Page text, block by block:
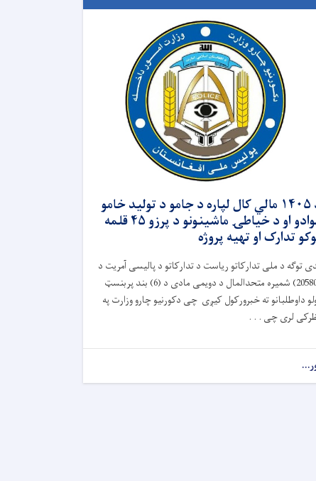
د ۱۴۰۵ مالي کال لپاره د جامو د تولید خامو
موادو او د خیاطۍ ماشینونو د پرزو ۴۵ قلمه
تدارک او تهیه پروژه
توګه د ملی تدارکاتو ریاست د تدارکاتو د پالیسی آمریت د
(20580) شمیره متحدالمال د دویمی مادی د (6) بند پربنسټ
داوطلبانو ته خبرورکول کیږی چی دکورنیو چارو وزارت په
لری چی . . .